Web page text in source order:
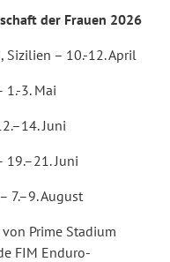
der Frauen 2026
Sizilien – 10.-12. April
1.-3. Mai
Juni
19.–21. Juni
7.–9. August
Prime Stadium
FIM Enduro-